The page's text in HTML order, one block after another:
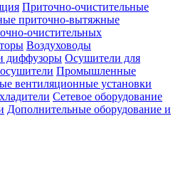
Приточно-очистительные
приточно-вытяжные
очистительных
Воздуховоды
диффузоры Осушители для
Промышленные
вентиляционные установки
Сетевое оборудование
Дополнительные оборудование и